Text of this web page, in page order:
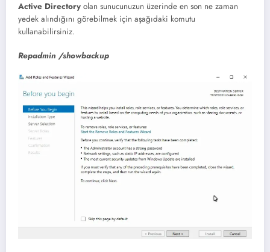
Active Directory olan sunucunuzun üzerinde en son ne zaman
yedek alındığını görebilmek için aşağıdaki komutu
kullanabilirsiniz.
Repadmin /showbackup